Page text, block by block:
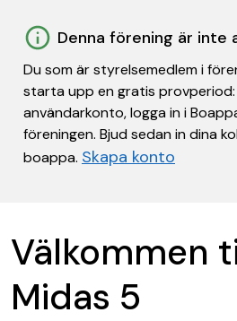
Denna förening är inte
Du som är styrelsemedlem i
starta upp en gratis
användarkonto, logga in i
föreningen. Bjud sedan in dina
boappa. Skapa konto
Välkommen
Midas 5